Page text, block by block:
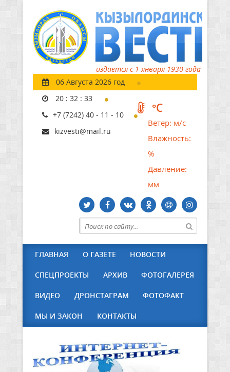
издается с 1 января 1930 года
06 Августа 2026 год
20 : 32 : 34
+7 (7242) 40 - 11 - 10
kizvesti@mail.ru
°C
Ветер: м/с
Влажность:
%
Давление:
мм
ГЛАВНАЯ О ГАЗЕТЕ НОВОСТИ
СПЕЦПРОЕКТЫ АРХИВ ФОТОГАЛЕРЕЯ
ВИДЕО ДРОНСТАГРАМ ФОТОФАКТ
МЫ И ЗАКОН КОНТАКТЫ